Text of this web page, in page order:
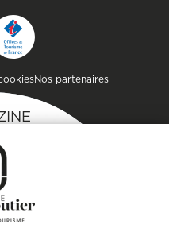
Nos partenaires
et
séjour
!
DE